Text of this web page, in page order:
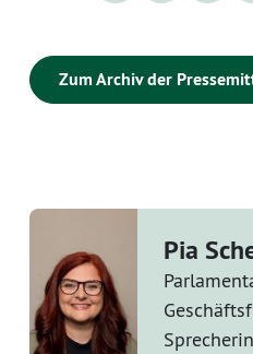
Zum Archiv der
Pia